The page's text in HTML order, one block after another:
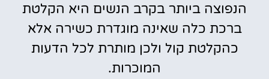
הנפוצה ביותר בקרב הנשים היא הקלטת
ברכת כלה שאינה מוגדרת כשירה אלא
כהקלטת קול ולכן מותרת לכל הדעות
המוכרות.